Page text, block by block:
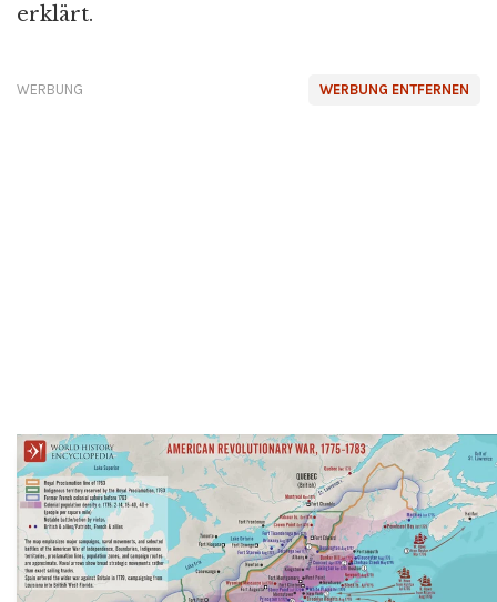
erklärt.
WERBUNG ENTFERNEN
WERBUNG